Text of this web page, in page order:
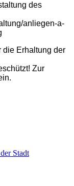
des
anliegen-a-
die Erhaltung der
Zur
Stadt